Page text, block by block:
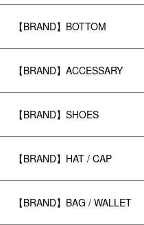
【BRAND】BOTTOM
【BRAND】ACCESSARY
【BRAND】SHOES
【BRAND】HAT / CAP
【BRAND】BAG / WALLET